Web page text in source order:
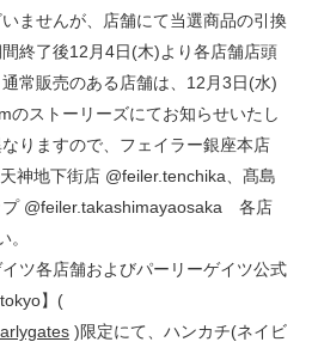
ませんが、店舗にて当選商品の引換
終了後12月4日(木)より各店舗店頭
常販売のある店舗は、12月3日(水)
のストーリーズにてお知らせいたし
りますので、フェイラー銀座本店
神地下街店 @feiler.tenchika、髙島
プ @feiler.takashimayaosaka 各店
ツ各店舗およびパーリーゲイツ公式
】(
)限定にて、ハンカチ(ネイビ